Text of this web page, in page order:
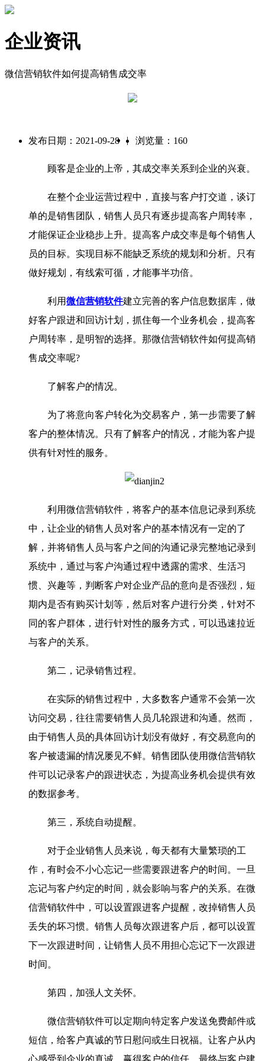
企业资讯
微信营销软件如何提高销售成交率
发布日期：2021-09-28 | 浏览量：160
顾客是企业的上帝，其成交率关系到企业的兴衰。
在整个企业运营过程中，直接与客户打交道，谈订
单的是销售团队，销售人员只有逐步提高客户周转率，
才能保证企业稳步上升。提高客户成交率是每个销售人
员的目标。实现目标不能缺乏系统的规划和分析。只有
做好规划，有线索可循，才能事半功倍。
利用微信营销软件建立完善的客户信息数据库，做
好客户跟进和回访计划，抓住每一个业务机会，提高客
户周转率，是明智的选择。那微信营销软件如何提高销
售成交率呢?
了解客户的情况。
为了将意向客户转化为交易客户，第一步需要了解
客户的整体情况。只有了解客户的情况，才能为客户提
供有针对性的服务。
利用微信营销软件，将客户的基本信息记录到系统
中，让企业的销售人员对客户的基本情况有一定的了
解，并将销售人员与客户之间的沟通记录完整地记录到
系统中，通过与客户沟通过程中透露的需求、生活习
惯、兴趣等，判断客户对企业产品的意向是否强烈，短
期内是否有购买计划等，然后对客户进行分类，针对不
同的客户群体，进行针对性的服务方式，可以迅速拉近
与客户的关系。
第二，记录销售过程。
在实际的销售过程中，大多数客户通常不会第一次
访问交易，往往需要销售人员几轮跟进和沟通。然而，
由于销售人员的具体回访计划没有做好，有交易意向的
客户被遗漏的情况屡见不鲜。销售团队使用微信营销软
件可以记录客户的跟进状态，为提高业务机会提供有效
的数据参考。
第三，系统自动提醒。
对于企业销售人员来说，每天都有大量繁琐的工
作，有时会不小心忘记一些需要跟进客户的时间。一旦
忘记与客户约定的时间，就会影响与客户的关系。在微
信营销软件中，可以设置跟进客户提醒，改掉销售人员
丢失的坏习惯。销售人员每次跟进客户后，都可以设置
下一次跟进时间，让销售人员不用担心忘记下一次跟进
时间。
第四，加强人文关怀。
微信营销软件可以定期向特定客户发送免费邮件或
短信，给客户真诚的节日慰问或生日祝福。让客户从内